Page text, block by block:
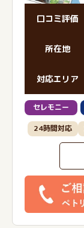
口コミ評価
所在地
対応エリア
セレモニー
24時間対応